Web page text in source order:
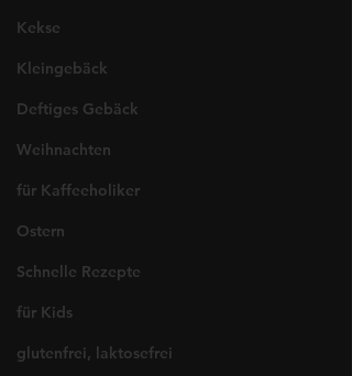
Kekse
Kleingebäck
Deftiges Gebäck
Weihnachten
für Kaffeeholiker
Ostern
Schnelle Rezepte
für Kids
glutenfrei, laktosefrei